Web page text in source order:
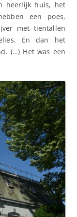
heerlijk huis, het
een poes,
met tientallen
En dan het
(…) Het was een